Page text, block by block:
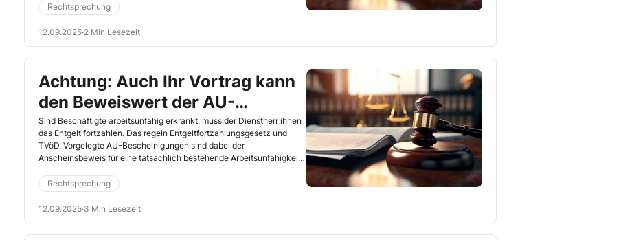
Bewerbungsverfahren darf sich ein Dienstherr daher nicht auf den
Standpunkt stellen, dass Personen ohne Zeugnis keine Ahnung
haben. Tut er es doch, kann das teuer werden (Arbeitsgericht Essen,
Rechtsprechung
12.09.2025·2 Min Lesezeit
Achtung: Auch Ihr Vortrag kann
den Beweiswert der AU-
Bescheinigung erschüttern
Sind Beschäftigte arbeitsunfähig erkrankt, muss der Dienstherr ihnen
das Entgelt fortzahlen. Das regeln Entgeltfortzahlungsgesetz und
TVöD. Vorgelegte AU-Bescheinigungen sind dabei der
Anscheinsbeweis für eine tatsächlich bestehende Arbeitsunfähigkeit
nur durch Tatsachen, sondern auch durch Ihr Verhalten und Ihren
Vortrag! Seien Sie also vorsichtig (Landesarbeitsgericht Köln,
3.6.2025, Az. 7 SLa 54/25).
Rechtsprechung
12.09.2025·3 Min Lesezeit